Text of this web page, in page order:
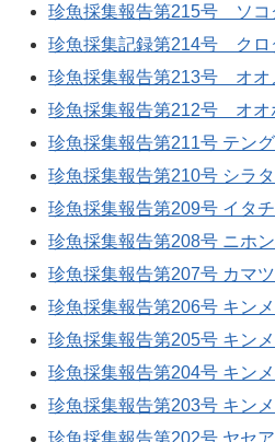
珍魚採集報告第215号 ソコ
珍魚採集記録第214号 クロ
珍魚採集報告第213号 オオ
珍魚採集報告第212号 オオ
珍魚採集報告第211号 テン
珍魚採集報告第210号 シラ
珍魚採集報告第209号 イタ
珍魚採集報告第208号 ニホ
珍魚採集報告第207号 カマ
珍魚採集報告第206号 キン
珍魚採集報告第205号 キン
珍魚採集報告第204号 キン
珍魚採集報告第203号 キン
珍魚採集報告第202号 ヤセ